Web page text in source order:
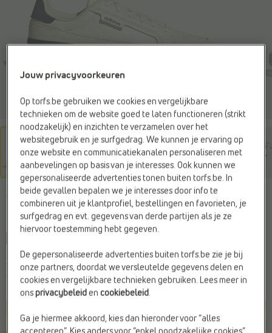
ADIDAS
Sneakers wit
Je bespaart € 9,-
€ 89,99 € 80,99
Vorige laagste prijs: € 80,99
Jouw privacyvoorkeuren
Op torfs.be gebruiken we cookies en vergelijkbare
technieken om de website goed te laten functioneren (strikt
noodzakelijk) en inzichten te verzamelen over het
websitegebruik en je surfgedrag. We kunnen je ervaring op
onze website en communicatiekanalen personaliseren met
aanbevelingen op basis van je interesses. Ook kunnen we
gepersonaliseerde advertenties tonen buiten torfs.be. In
beide gevallen bepalen we je interesses door info te
combineren uit je klantprofiel, bestellingen en favorieten, je
surfgedrag en evt. gegevens van derde partijen als je ze
hiervoor toestemming hebt gegeven.
De gepersonaliseerde advertenties buiten torfs.be zie je bij
onze partners, doordat we versleutelde gegevens delen en
cookies en vergelijkbare technieken gebruiken. Lees meer in
onsprivacybeleid encookiebeleid.
Ga je hiermee akkoord, kies dan hieronder voor “alles